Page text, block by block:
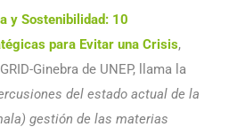
y Sostenibilidad: 10
para Evitar una Crisis,
Ginebra de UNEP, llama la
del estado actual de la
gestión de las materias